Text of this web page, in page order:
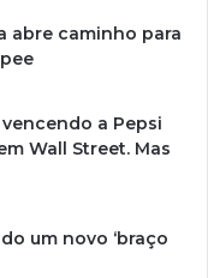
abre caminho para
a Pepsi
Wall Street. Mas
um novo ‘braço